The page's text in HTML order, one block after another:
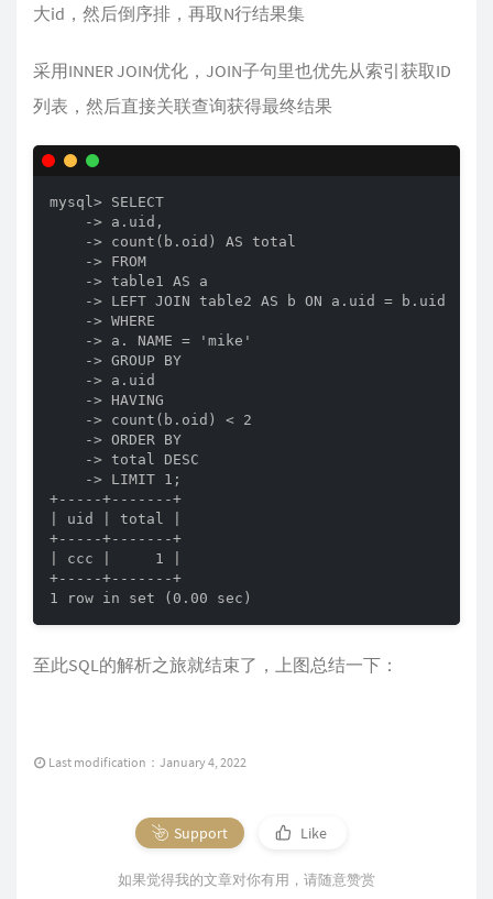
大id，然后倒序排，再取N行结果集
采用INNER JOIN优化，JOIN子句里也优先从索引获取ID
列表，然后直接关联查询获得最终结果
mysql> SELECT
    -> a.uid,
    -> count(b.oid) AS total
    -> FROM
    -> table1 AS a
    -> LEFT JOIN table2 AS b ON a.uid = b.uid
    -> WHERE
    -> a. NAME = 'mike'
    -> GROUP BY
    -> a.uid
    -> HAVING
    -> count(b.oid) < 2
    -> ORDER BY
    -> total DESC
    -> LIMIT 1;
+-----+-------+
| uid | total |
+-----+-------+
| ccc |     1 |
+-----+-------+
1 row in set (0.00 sec)
至此SQL的解析之旅就结束了，上图总结一下：
Last modification：January 4, 2022
Support Like
如果觉得我的文章对你有用，请随意赞赏